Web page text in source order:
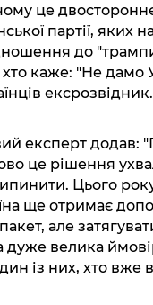
це
партії, яких
до
каже: "Не дамо
ексрозвідник.
експерт
це рішення
Цього
ще отримає
але
дуже велика
із них, хто